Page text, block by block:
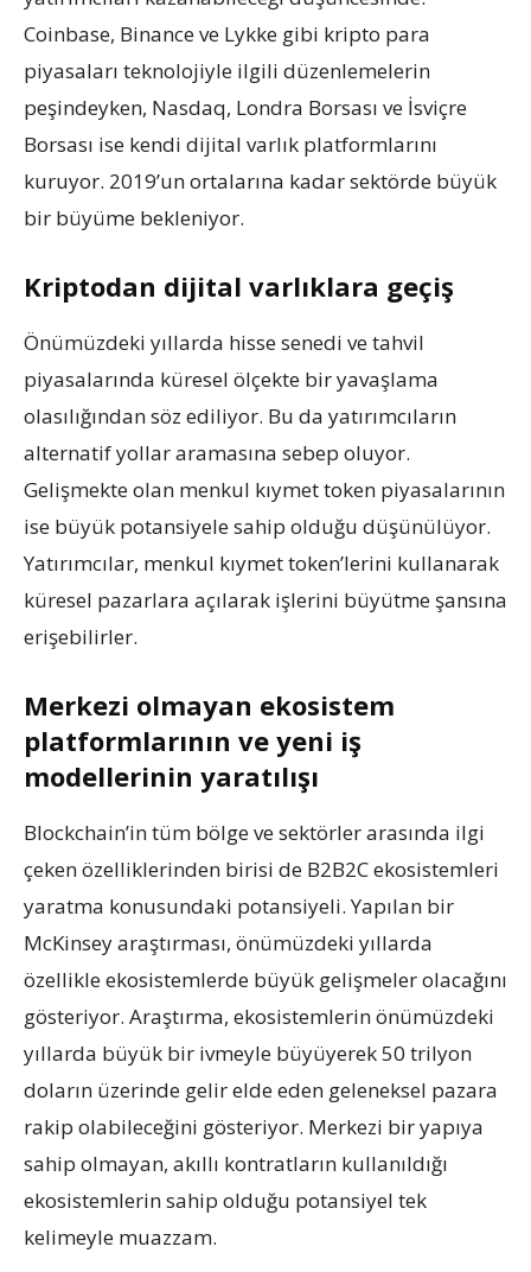
Coinbase, Binance ve Lykke gibi kripto para
piyasaları teknolojiyle ilgili düzenlemelerin
peşindeyken, Nasdaq, Londra Borsası ve İsviçre
Borsası ise kendi dijital varlık platformlarını
kuruyor. 2019’un ortalarına kadar sektörde büyük
bir büyüme bekleniyor.
Kriptodan dijital varlıklara geçiş
Önümüzdeki yıllarda hisse senedi ve tahvil
piyasalarında küresel ölçekte bir yavaşlama
olasılığından söz ediliyor. Bu da yatırımcıların
alternatif yollar aramasına sebep oluyor.
Gelişmekte olan menkul kıymet token piyasalarının
ise büyük potansiyele sahip olduğu düşünülüyor.
Yatırımcılar, menkul kıymet token’lerini kullanarak
küresel pazarlara açılarak işlerini büyütme şansına
erişebilirler.
Merkezi olmayan ekosistem
platformlarının ve yeni iş
modellerinin yaratılışı
Blockchain’in tüm bölge ve sektörler arasında ilgi
çeken özelliklerinden birisi de B2B2C ekosistemleri
yaratma konusundaki potansiyeli. Yapılan bir
McKinsey araştırması, önümüzdeki yıllarda
özellikle ekosistemlerde büyük gelişmeler olacağını
gösteriyor. Araştırma, ekosistemlerin önümüzdeki
yıllarda büyük bir ivmeyle büyüyerek 50 trilyon
doların üzerinde gelir elde eden geleneksel pazara
rakip olabileceğini gösteriyor. Merkezi bir yapıya
sahip olmayan, akıllı kontratların kullanıldığı
ekosistemlerin sahip olduğu potansiyel tek
kelimeyle muazzam.